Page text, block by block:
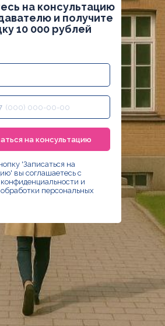
на консультацию
и получите
10 000 рублей
на консультацию
'Записаться на
вы соглашаетесь с
и
персональных